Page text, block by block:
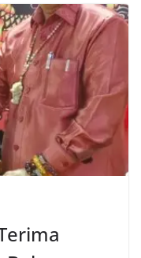
tengah warga
mempererat
Polri dan
kesadaran
menjaga
menyambut
Kemerdekaan
sambang ini
secara rutin
Kelurahan
upaya menciptakan
dan kondusif,
nasionalisme
Kemerdekaan RI.